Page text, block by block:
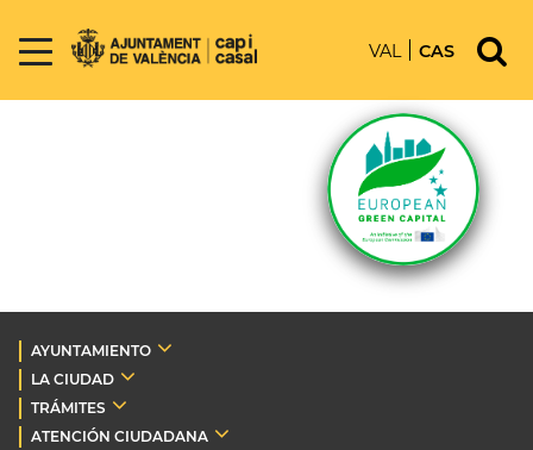
VAL CAS
AYUNTAMIENTO
LA CIUDAD
TRÁMITES
ATENCIÓN CIUDADANA